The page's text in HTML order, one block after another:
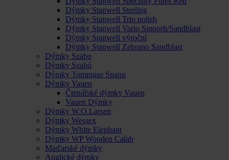
Dýmky Stanwell Sterling
Dýmky Stanwell Trio polish
Dýmky Stanwell Vario Smoorh/Sandblast
Dýmky Stanwell výroční
Dýmky Stanwell Zebrano Sandblast
Dýmky Szabo
Dýmky Szabó
Dýmky Tommaso Spanu
Dýmky Vauen
Čtenářské dýmky Vauen
Vauen Dýmky
Dýmky W.O.Larsen
Dýmky Wessex
Dýmky White Elephant
Dýmky WP Wooden Calab
Maďarské dýmky
Anglické dýmky